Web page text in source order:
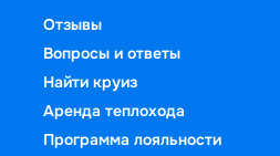
Отзывы
Вопросы и ответы
Найти круиз
Аренда теплохода
Программа лояльности